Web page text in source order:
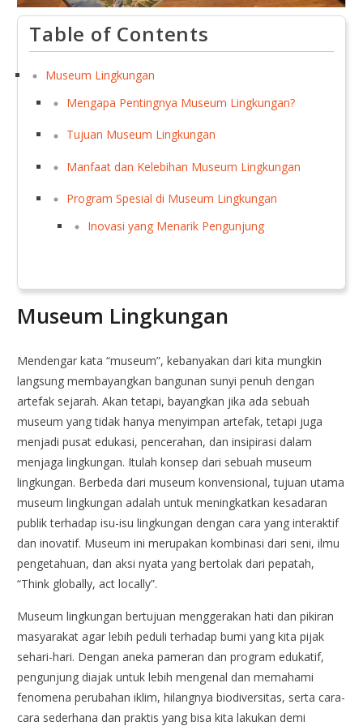
Table of Contents
Museum Lingkungan
Mengapa Pentingnya Museum Lingkungan?
Tujuan Museum Lingkungan
Manfaat dan Kelebihan Museum Lingkungan
Program Spesial di Museum Lingkungan
Inovasi yang Menarik Pengunjung
Museum Lingkungan
Mendengar kata “museum”, kebanyakan dari kita mungkin
langsung membayangkan bangunan sunyi penuh dengan
artefak sejarah. Akan tetapi, bayangkan jika ada sebuah
museum yang tidak hanya menyimpan artefak, tetapi juga
menjadi pusat edukasi, pencerahan, dan insipirasi dalam
menjaga lingkungan. Itulah konsep dari sebuah museum
lingkungan. Berbeda dari museum konvensional, tujuan utama
museum lingkungan adalah untuk meningkatkan kesadaran
publik terhadap isu-isu lingkungan dengan cara yang interaktif
dan inovatif. Museum ini merupakan kombinasi dari seni, ilmu
pengetahuan, dan aksi nyata yang bertolak dari pepatah,
“Think globally, act locally”.
Museum lingkungan bertujuan menggerakan hati dan pikiran
masyarakat agar lebih peduli terhadap bumi yang kita pijak
sehari-hari. Dengan aneka pameran dan program edukatif,
pengunjung diajak untuk lebih mengenal dan memahami
fenomena perubahan iklim, hilangnya biodiversitas, serta cara-
cara sederhana dan praktis yang bisa kita lakukan demi